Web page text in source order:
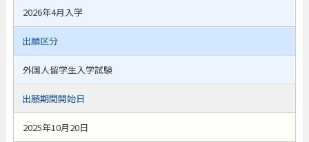
2026年4月入学
出願区分
外国人留学生入学試験
出願期間開始日
2025年10月20日